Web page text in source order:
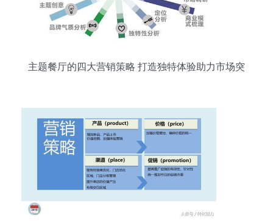
主题餐厅的四大营销策略 打造独特体验助力市场突